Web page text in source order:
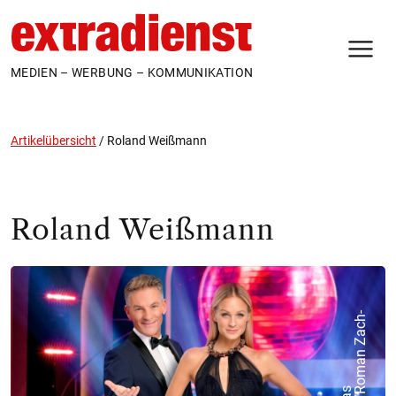
MEDIEN – WERBUNG – KOMMUNIKATION
Artikelübersicht / Roland Weißmann
Roland Weißmann